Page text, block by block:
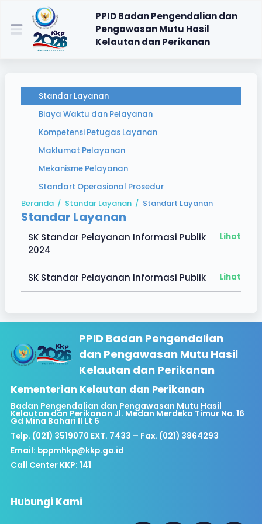
PPID Badan Pengendalian dan
Pengawasan Mutu Hasil
Kelautan dan Perikanan
Standar Layanan
Biaya Waktu dan Pelayanan
Kompetensi Petugas Layanan
Maklumat Pelayanan
Mekanisme Pelayanan
Standart Operasional Prosedur
Beranda / Standar Layanan / Standart Layanan
Standar Layanan
SK Standar Pelayanan Informasi Publik
2024
Lihat
SK Standar Pelayanan Informasi Publik Lihat
PPID Badan Pengendalian
dan Pengawasan Mutu Hasil
Kelautan dan Perikanan
Kementerian Kelautan dan Perikanan
Badan Pengendalian dan Pengawasan Mutu Hasil
Kelautan dan Perikanan Jl. Medan Merdeka Timur No. 16
Gd Mina Bahari II Lt 6
Telp. (021) 3519070 EXT. 7433 – Fax. (021) 3864293
Email: bppmhkp@kkp.go.id
Call Center KKP: 141
Hubungi Kami